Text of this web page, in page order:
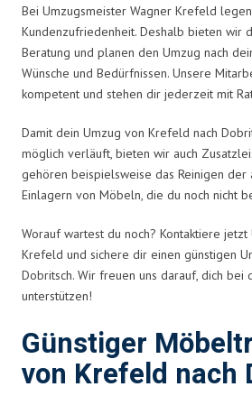
Bei Umzugsmeister Wagner Krefeld
Kundenzufriedenheit. Deshalb bieten wir
Beratung und planen den Umzug nach
Wünsche und Bedürfnissen. Unsere
kompetent und stehen dir jederzeit mit
Damit dein Umzug von Krefeld nach
möglich verläuft, bieten wir auch
gehören beispielsweise das Reinigen der
Einlagern von Möbeln, die du noch nicht
Worauf wartest du noch? Kontaktiere
Krefeld und sichere dir einen günstigen
Dobritsch. Wir freuen uns darauf, dich bei
unterstützen!
Günstiger
von Krefeld nach